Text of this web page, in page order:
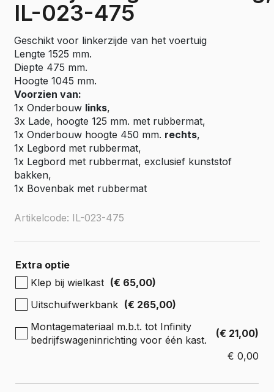
IL-023-475
Geschikt voor linkerzijde van het voertuig
Lengte 1525 mm.
Diepte 475 mm.
Hoogte 1045 mm.
Voorzien van:
1x Onderbouw links,
3x Lade, hoogte 125 mm. met rubbermat,
1x Onderbouw hoogte 450 mm. rechts,
1x Legbord met rubbermat,
1x Legbord met rubbermat, exclusief kunststof
bakken,
1x Bovenbak met rubbermat
Artikelcode: IL-023-475
Extra optie
Klep bij wielkast (€ 65,00)
Uitschuifwerkbank (€ 265,00)
Montagemateriaal m.b.t. tot Infinity
bedrijfswageninrichting voor één kast.
(€ 21,00)
€ 0,00